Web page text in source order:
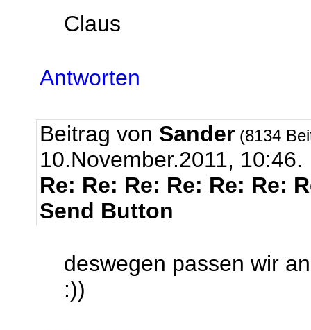
Claus
Antworten
Beitrag von Sander (8134
10.November.2011, 10:46.
Re: Re: Re: Re: Re: Re:
Send Button
deswegen passen wir
:))